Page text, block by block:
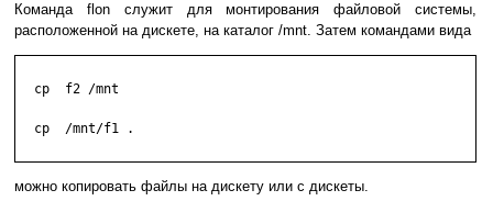
Команда flon служит для монтирования файловой системы,
расположенной на дискете, на каталог /mnt. Затем командами вида
  cp  f2 /mnt
  cp  /mnt/f1 .
можно копировать файлы на дискету или с дискеты.